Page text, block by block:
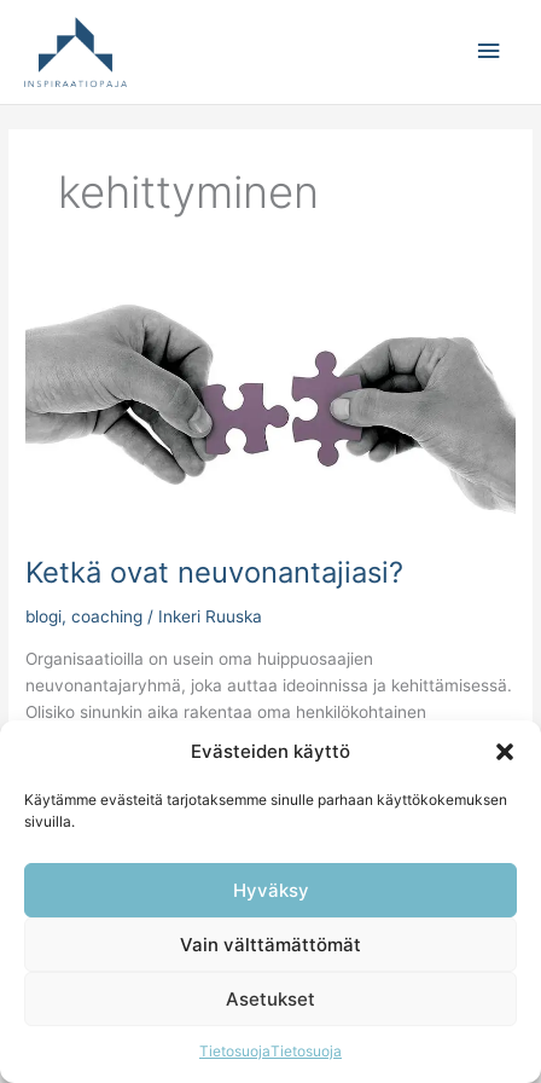
Evästeiden käyttö
Käytämme evästeitä tarjotaksemme sinulle parhaan käyttökokemuksen
sivuilla.
Hyväksy
Vain välttämättömät
Asetukset
TietosuojaTietosuoja
kehittyminen
Ketkä ovat neuvonantajiasi?
blogi,coaching / Inkeri Ruuska
Organisaatioilla on usein oma huippuosaajien
neuvonantajaryhmä, joka auttaa ideoinnissa ja kehittämisessä.
Olisiko sinunkin aika rakentaa oma henkilökohtainen
ovat
neuvonantajiasi?
Read More »